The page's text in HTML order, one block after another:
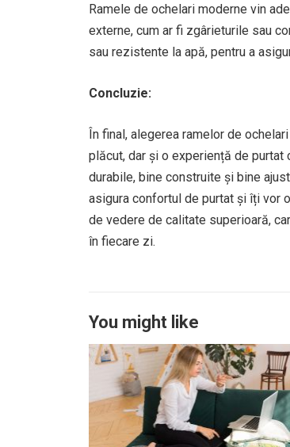
Ramele de ochelari moderne vin
externe, cum ar fi zgârieturile sau
sau rezistente la apă, pentru a
Concluzie:
În final, alegerea ramelor de
plăcut, dar și o experiență de
durabile, bine construite și bine
asigura confortul de purtat și îți vor
de vedere de calitate superioară,
în fiecare zi.
You might like